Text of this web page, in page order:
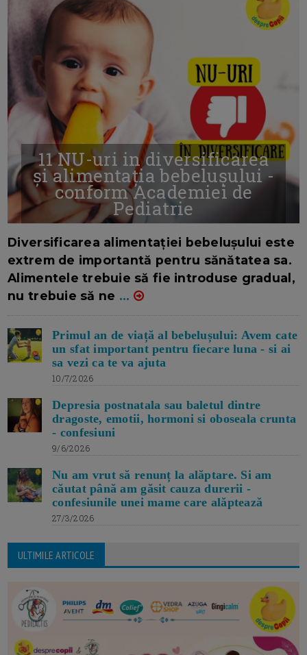
11 NU-uri in diversificarea
și alimentația bebelușului -
conform Academiei de
Pediatrie
Diversificarea alimentației bebelușului este
extrem de importantă pentru sănătatea sa.
Alimentele trebuie să fie introduse gradual,
nu trebuie să ne ...
Primul an de viață al bebelușului: Avem cate
un sfat important pentru fiecare luna - si ai
sa vezi ca te va ajuta
10/7/2026
Depresia postnatala sau baletul dintre
dragoste, emotii, hormoni si oboseala crunta
- confesiuni
9/6/2026
Nu am vrut să renunț la alăptare. Si am
căutat până am găsit cauza durerii -
confesiunile unei mame care alăptează
27/3/2026
ULTIMILE ARTICOLE